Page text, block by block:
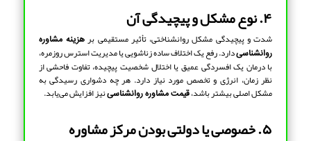
۴. نوع مشکل و پیچیدگی آن
شدت و پیچیدگی مشکل روانشناختی، تأثیر مستقیمی برهزینه مشاوره
روانشناسیدارد. رفع یک اختلاف ساده زناشویی یا مدیریت استرس روزمره،
با درمان یک افسردگی عمیق یا اختلال شخصیت پیچیده، تفاوت فاحشی از
نظر زمان، انرژی و تخصص مورد نیاز دارد. هر چه دشواری رسیدگی به
مشکل اصلی بیشتر باشد،قیمت مشاوره روانشناسینیز افزایش می‌یابد.
۵. خصوصی یا دولتی بودن مرکز مشاوره